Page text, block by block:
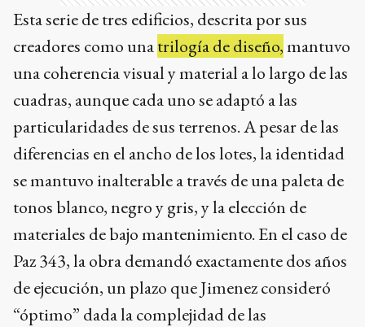
Esta serie de tres edificios, descrita por sus
creadores como unatrilogía de diseño,mantuvo
una coherencia visual y material a lo largo de las
cuadras, aunque cada uno se adaptó a las
particularidades de sus terrenos. A pesar de las
diferencias en el ancho de los lotes, la identidad
se mantuvo inalterable a través de una paleta de
tonos blanco, negro y gris, y la elección de
materiales de bajo mantenimiento. En el caso de
Paz 343, la obra demandó exactamente dos años
de ejecución, un plazo que Jimenez consideró
“óptimo” dada la complejidad de las